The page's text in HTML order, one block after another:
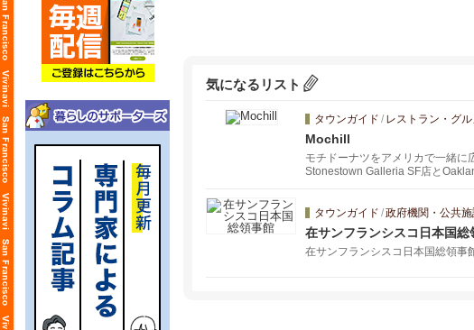
気になるリスト
タウンガイド / レストラン・グル
Mochill
モチドーナツをアメリカで一緒に
Stonestown Galleria SF店と
タウンガイド /政府機関・公共
在サンフランシスコ日本国総
在サンフランシスコ日本国総領事